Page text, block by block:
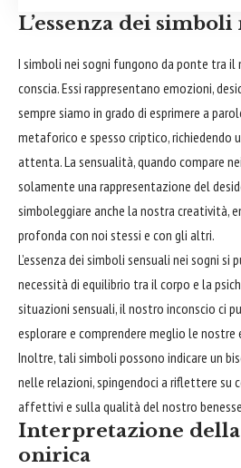
L’essenza dei
I simboli nei sogni fungono da ponte tra
conscia. Essi rappresentano emozioni,
sempre siamo in grado di esprimere a
metaforico e spesso criptico, richiedendo
attenta. La sensualità, quando compare
solamente una rappresentazione del
simboleggiare anche la nostra creatività,
profonda con noi stessi e con gli altri.
L’essenza dei simboli sensuali nei sogni si
necessità di equilibrio tra il corpo e la
situazioni sensuali, il nostro inconscio ci
esplorare e comprendere meglio le nostre
Inoltre, tali simboli possono indicare un
nelle relazioni, spingendoci a riflettere su
affettivi e sulla qualità del nostro
Interpretazione della
onirica